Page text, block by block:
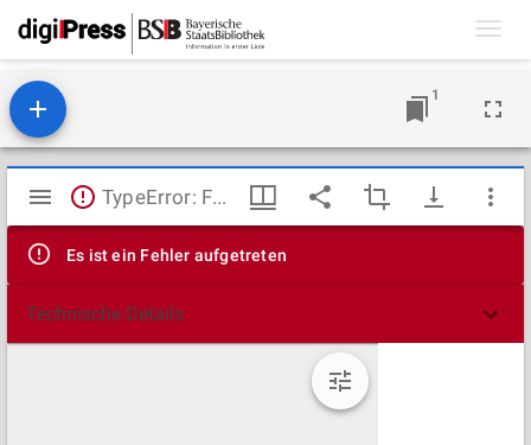
1
Mirador
Viewer
TypeError: Failed to fetch
Es ist ein Fehler aufgetreten
Technische Details